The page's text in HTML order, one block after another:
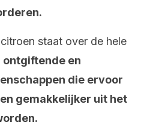
staat over de hele
ontgiftende en
die ervoor
gemakkelijker uit het